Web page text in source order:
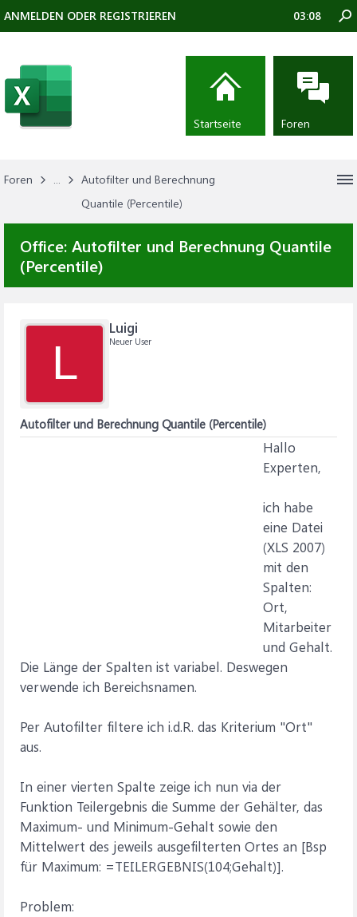
Foren ...
Autofilter und Berechnung
Quantile (Percentile)
Office: Autofilter und Berechnung Quantile
(Percentile)
L
Luigi
Neuer User
Autofilter und Berechnung Quantile (Percentile)
Hallo
Experten,
ich habe
eine Datei
(XLS 2007)
mit den
Spalten:
Ort,
Mitarbeiter
und Gehalt.
Die Länge der Spalten ist variabel. Deswegen
verwende ich Bereichsnamen.
Per Autofilter filtere ich i.d.R. das Kriterium "Ort"
aus.
In einer vierten Spalte zeige ich nun via der
Funktion Teilergebnis die Summe der Gehälter, das
Maximum- und Minimum-Gehalt sowie den
Mittelwert des jeweils ausgefilterten Ortes an [Bsp
für Maximum: =TEILERGEBNIS(104;Gehalt)].
Problem:
ANMELDEN ODER REGISTRIEREN 03:08
Startseite Foren